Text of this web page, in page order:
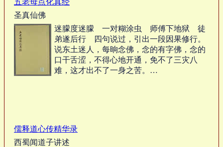
五老母点化真经
圣真仙佛
迷朦度迷朦 一对糊涂虫 师傅下地狱 徒
弟遂后行 四句说过，引出一段因果修行。
说东土迷人，每晌念佛，念的有字佛，念的
口干舌涩，不得心地开通，免不了三灾八
难，这才出不了一身之苦。…
儒释道心传精华录
西蜀闻道子讲述